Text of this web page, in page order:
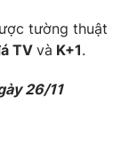
tường thuật
TV và K+1.
26/11